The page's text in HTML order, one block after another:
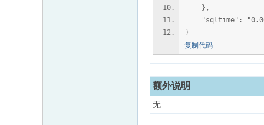
},
"sqltime":
}
复制代码
额外说明
无